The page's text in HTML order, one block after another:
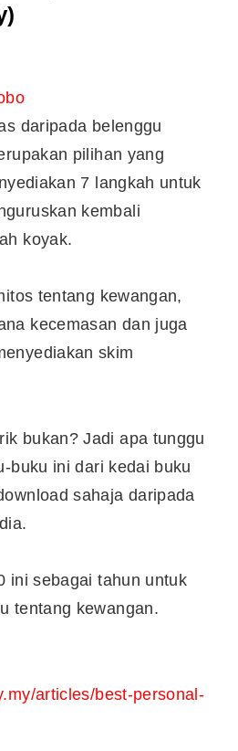
daripada belenggu
pilihan yang
7 langkah untuk
kembali
koyak.
tentang kewangan,
kecemasan dan juga
skim
bukan? Jadi apa tunggu
buku ini dari kedai buku
sahaja daripada
ini sebagai tahun untuk
tentang kewangan.
articles/best-personal-